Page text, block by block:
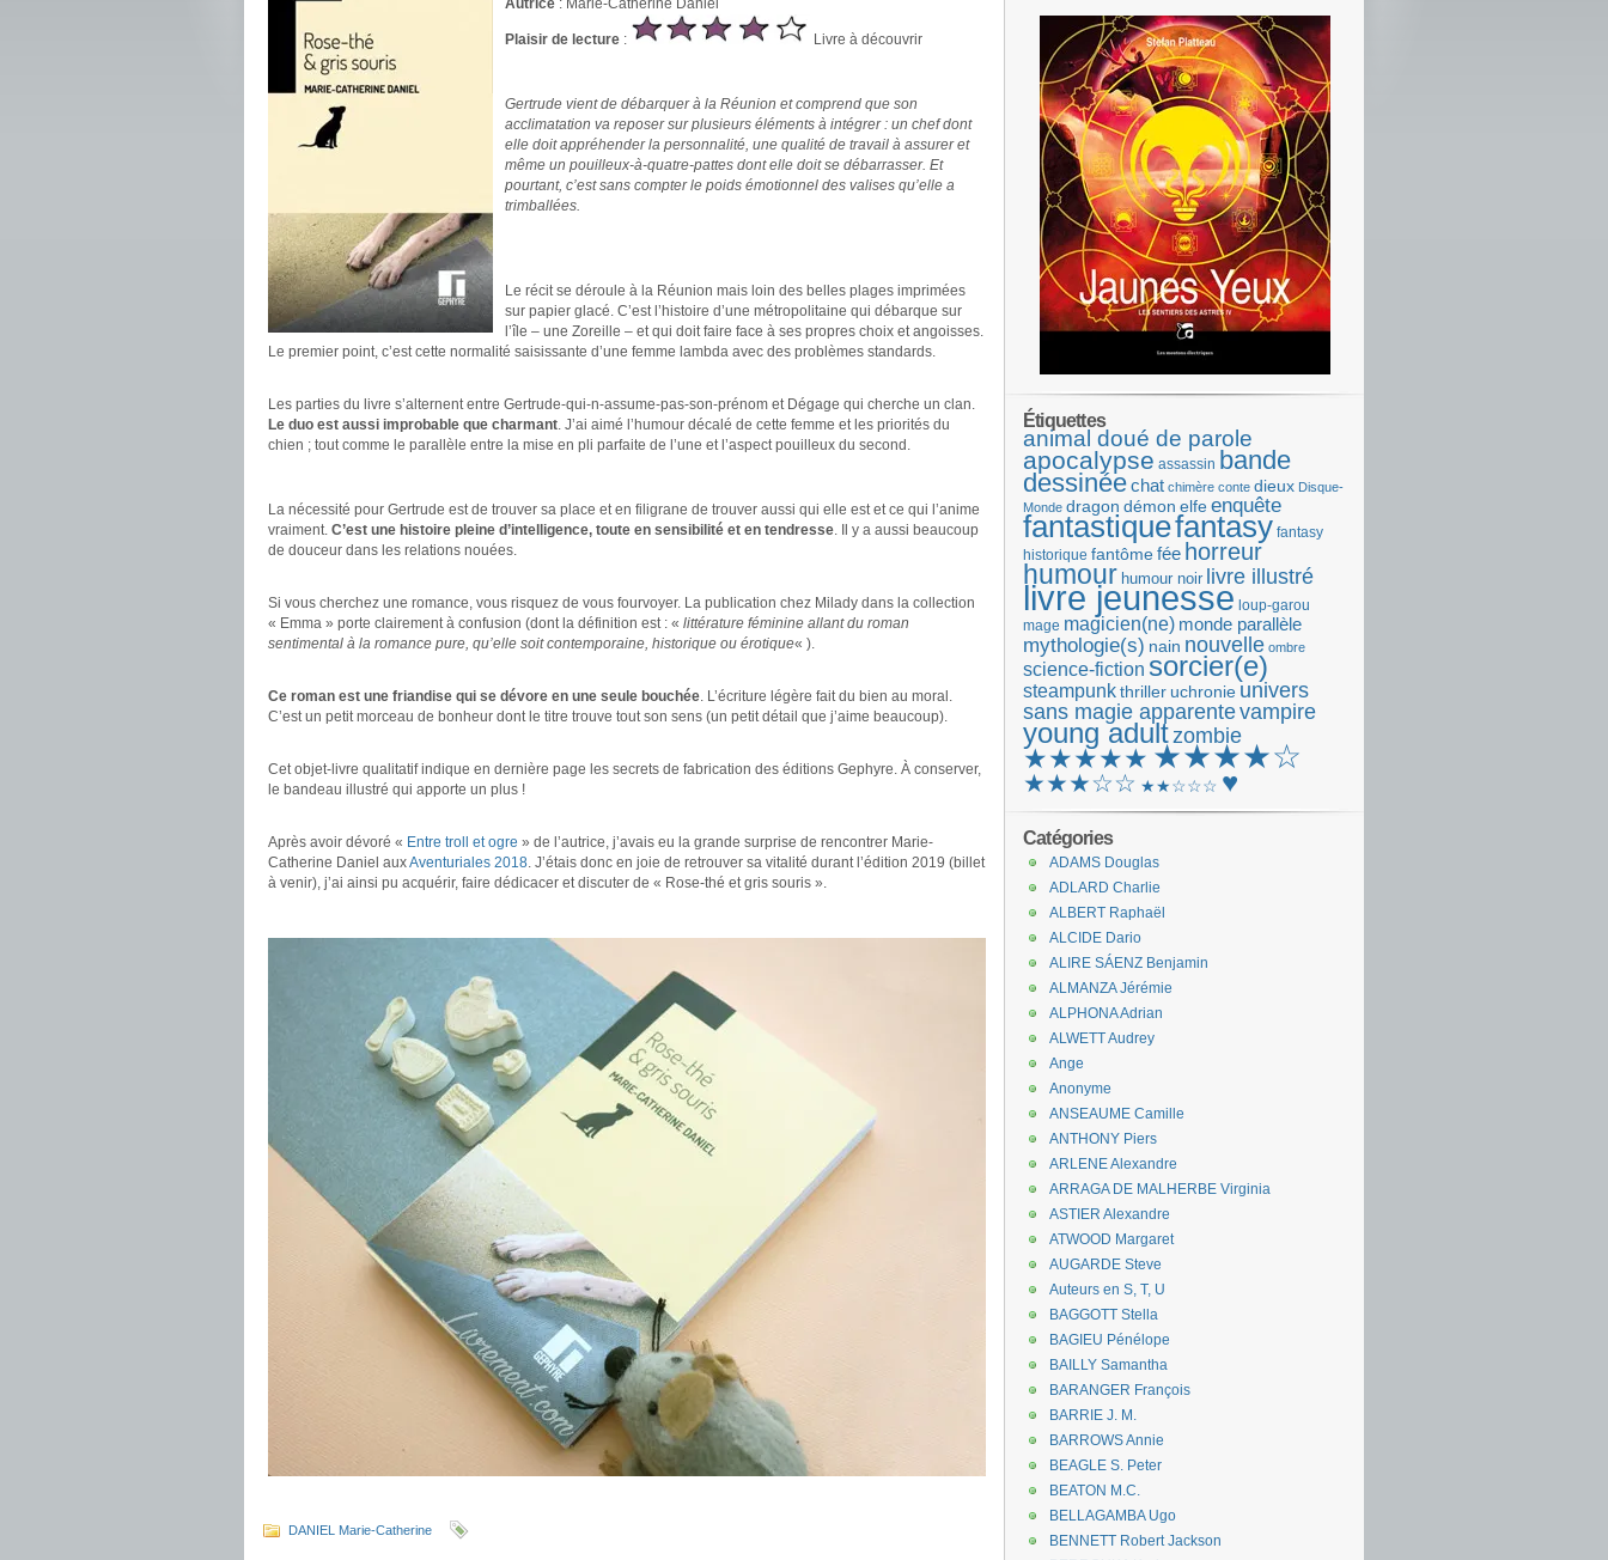
Autrice : Marie-Catherine Daniel
Plaisir de lecture :
Livre à découvrir
Gertrude vient de débarquer à la Réunion et comprend que son
acclimatation va reposer sur plusieurs éléments à intégrer : un chef dont
elle doit appréhender la personnalité, une qualité de travail à assurer et
même un pouilleux-à-quatre-pattes dont elle doit se débarrasser. Et
pourtant, c’est sans compter le poids émotionnel des valises qu’elle a
trimballées.
Le récit se déroule à la Réunion mais loin des belles plages imprimées
sur papier glacé. C’est l’histoire d’une métropolitaine qui débarque sur
l’île – une Zoreille – et qui doit faire face à ses propres choix et angoisses.
Le premier point, c’est cette normalité saisissante d’une femme lambda avec des problèmes standards.
Les parties du livre s’alternent entre Gertrude-qui-n-assume-pas-son-prénom et Dégage qui cherche un clan.
Le duo est aussi improbable que charmant. J’ai aimé l’humour décalé de cette femme et les priorités du
chien ; tout comme le parallèle entre la mise en pli parfaite de l’une et l’aspect pouilleux du second.
La nécessité pour Gertrude est de trouver sa place et en filigrane de trouver aussi qui elle est et ce qui l’anime
vraiment. C’est une histoire pleine d’intelligence, toute en sensibilité et en tendresse. Il y a aussi beaucoup
de douceur dans les relations nouées.
Si vous cherchez une romance, vous risquez de vous fourvoyer. La publication chez Milady dans la collection
« Emma » porte clairement à confusion (dont la définition est : « littérature féminine allant du roman
sentimental à la romance pure, qu’elle soit contemporaine, historique ou érotique« ).
Ce roman est une friandise qui se dévore en une seule bouchée. L’écriture légère fait du bien au moral.
C’est un petit morceau de bonheur dont le titre trouve tout son sens (un petit détail que j’aime beaucoup).
Cet objet-livre qualitatif indique en dernière page les secrets de fabrication des éditions Gephyre. À conserver,
le bandeau illustré qui apporte un plus !
Après avoir dévoré « Entre troll et ogre » de l’autrice, j’avais eu la grande surprise de rencontrer Marie-
Catherine Daniel auxAventuriales 2018. J’étais donc en joie de retrouver sa vitalité durant l’édition 2019 (billet
à venir), j’ai ainsi pu acquérir, faire dédicacer et discuter de « Rose-thé et gris souris ».
DANIEL Marie-Catherine
Étiquettes
animal doué de parole
apocalypse assassin bande
dessinéechat chimère conte dieux Disque-
Monde dragon démon elfeenquête
fantastiquefantasy fantasy
historique fantômefée horreur
humour humour noir livre illustré
livre jeunesse loup-garou
mage magicien(ne) monde parallèle
mythologie(s) nain nouvelle ombre
science-fiction sorcier(e)
steampunkthriller uchronie univers
sans magie apparentevampire
young adultzombie
★★★★★ ★★★★☆
★★★☆☆ ★★☆☆☆ ♥
Catégories
ADAMS Douglas
ADLARD Charlie
ALBERT Raphaël
ALCIDE Dario
ALIRE SÁENZ Benjamin
ALMANZA Jérémie
ALPHONA Adrian
ALWETT Audrey
Ange
Anonyme
ANSEAUME Camille
ANTHONY Piers
ARLENE Alexandre
ARRAGA DE MALHERBE Virginia
ASTIER Alexandre
ATWOOD Margaret
AUGARDE Steve
Auteurs en S, T, U
BAGGOTT Stella
BAGIEU Pénélope
BAILLY Samantha
BARANGER François
BARRIE J. M.
BARROWS Annie
BEAGLE S. Peter
BEATON M.C.
BELLAGAMBA Ugo
BENNETT Robert Jackson